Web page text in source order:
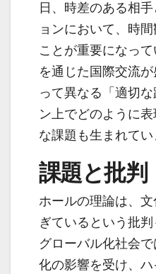
日、時差のある相
ョンにおいて、時
ことが重要になっ
を通じた国際交流
って異なる「適切
ン上でどのように
な課題も生まれてい
課題と批判
ホールの理論は、
ぎているという批
グローバル化社会
化の影響を受け、